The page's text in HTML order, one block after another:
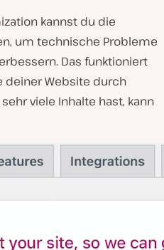
kannst du die
um technische Probleme
Das funktioniert
deiner Website durch
viele Inhalte hast, kann